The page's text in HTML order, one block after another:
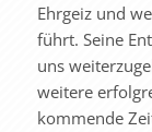
Ehrgeiz und
führt. Seine
uns
weitere
kommende